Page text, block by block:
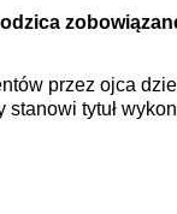
przez ojca
tytuł